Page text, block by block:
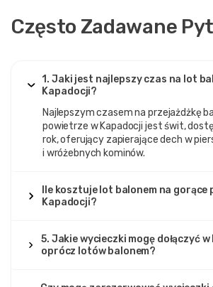
Często Zadawane
1. Jaki jest najlepszy czas na lot
Kapadocji?
Najlepszym czasem na przejażdżkę
powietrze w Kapadocji jest świt,
rok, oferujący zapierające dech w
i wróżebnych kominów.
Ile kosztuje lot balonem na gorące
Kapadocji?
5. Jakie wycieczki mogę dołączyć
oprócz lotów balonem?